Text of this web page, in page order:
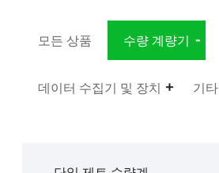
모든 상품 수량 계량기
데이터 수집기 ​​및 장치 기타